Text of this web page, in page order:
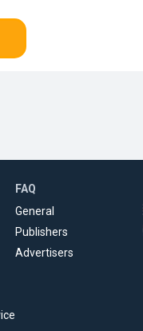
FAQ
General
Publishers
Advertisers